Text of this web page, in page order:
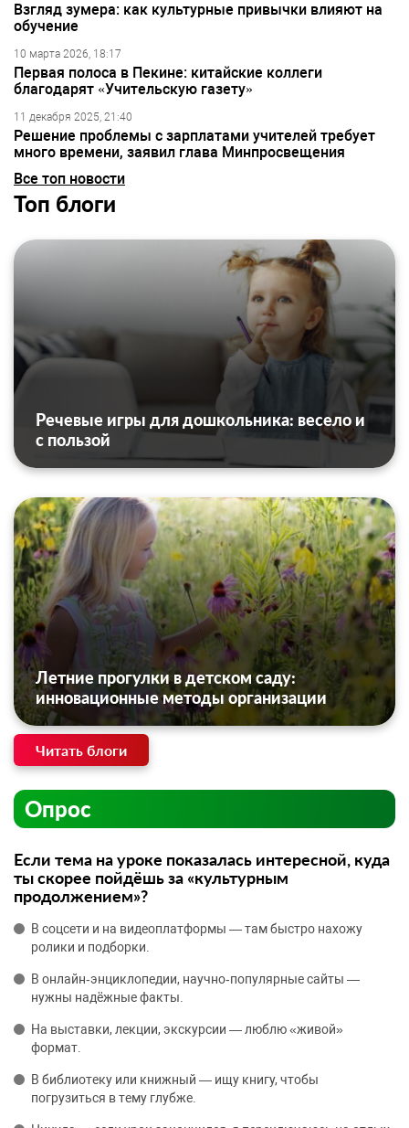
Взгляд зумера: как культурные привычки влияют на
обучение
10 марта 2026, 18:17
Первая полоса в Пекине: китайские коллеги
благодарят «Учительскую газету»
11 декабря 2025, 21:40
Решение проблемы с зарплатами учителей требует
много времени, заявил глава Минпросвещения
Все топ новости
Топ блоги
Речевые игры для дошкольника: весело и
с пользой
Летние прогулки в детском саду:
инновационные методы организации
Читать блоги
Опрос
Если тема на уроке показалась интересной, куда
ты скорее пойдёшь за «культурным
продолжением»?
В соцсети и на видеоплатформы — там быстро нахожу
ролики и подборки.
В онлайн‑энциклопедии, научно‑популярные сайты —
нужны надёжные факты.
На выставки, лекции, экскурсии — люблю «живой»
формат.
В библиотеку или книжный — ищу книгу, чтобы
погрузиться в тему глубже.